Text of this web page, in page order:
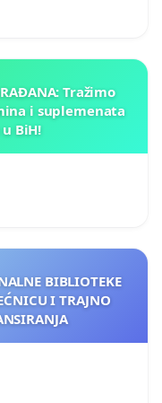
Tražimo
i suplemenata
BiH!
BIBLIOTEKE
I TRAJNO